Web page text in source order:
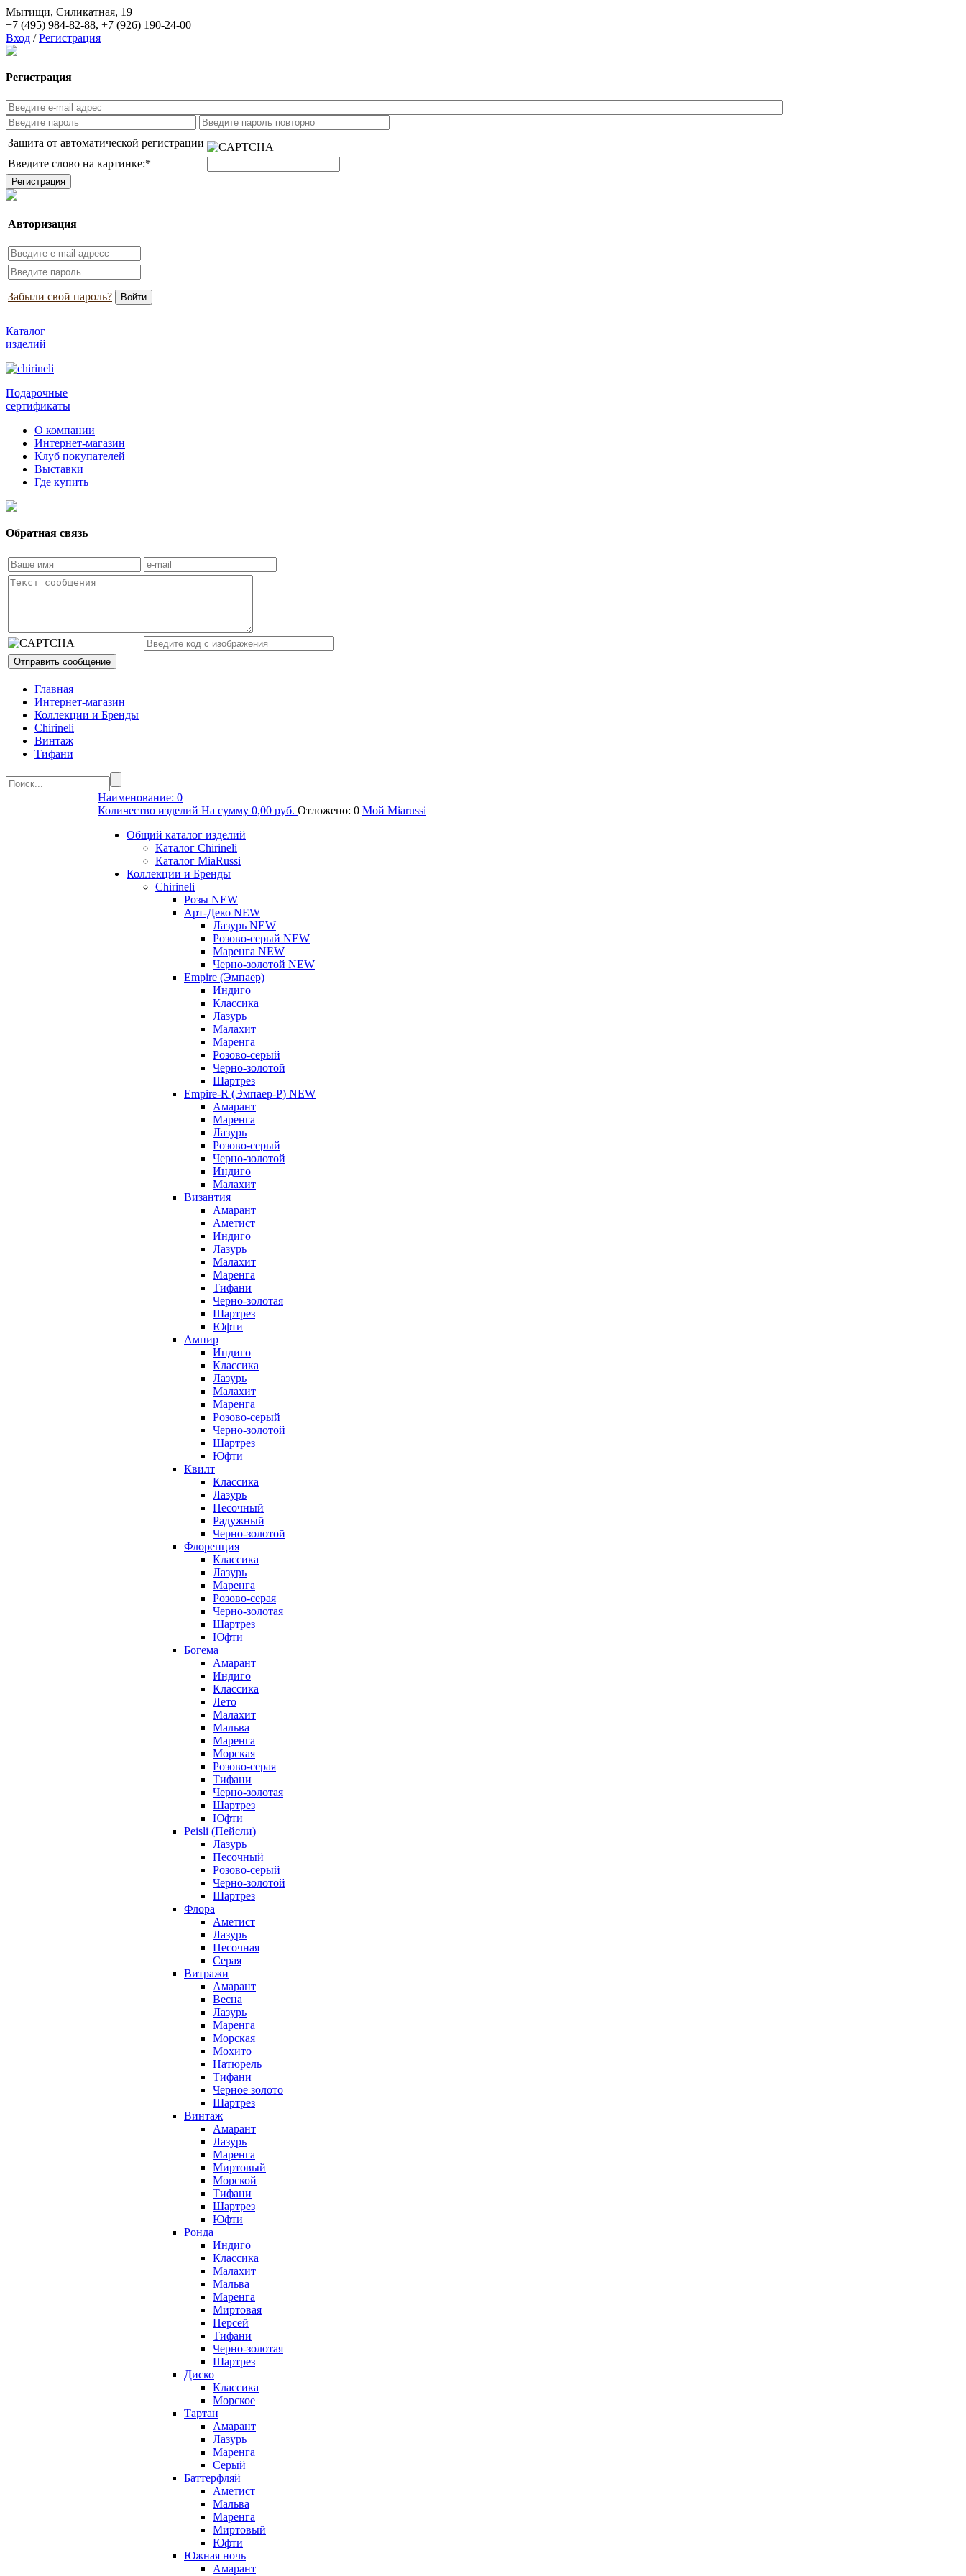
Мытищи, Силикатная, 19
+7 (495) 984-82-88, +7 (926) 190-24-00
Вход / Регистрация
Регистрация
Защита от автоматической регистрации
Введите слово на картинке:*
Авторизация
Забыли свой пароль?
Каталог
изделий
Подарочные
сертификаты
О компании
Интернет-магазин
Клуб покупателей
Выставки
Где купить
Обратная связь
Главная
Интернет-магазин
Коллекции и Бренды
Chirineli
Винтаж
Тифани
Наименование: 0
Количество изделий На сумму 0,00 руб. Отложено: 0 Мой Miarussi
Общий каталог изделий
Каталог Chirineli
Каталог MiaRussi
Коллекции и Бренды
Chirineli
Розы NEW
Арт-Деко NEW
Лазурь NEW
Розово-серый NEW
Маренга NEW
Черно-золотой NEW
Empire (Эмпаер)
Индиго
Классика
Лазурь
Малахит
Маренга
Розово-серый
Черно-золотой
Шартрез
Empire-R (Эмпаер-P) NEW
Амарант
Маренга
Лазурь
Розово-серый
Черно-золотой
Индиго
Малахит
Византия
Амарант
Аметист
Индиго
Лазурь
Малахит
Маренга
Тифани
Черно-золотая
Шартрез
Юфти
Ампир
Индиго
Классика
Лазурь
Малахит
Маренга
Розово-серый
Черно-золотой
Шартрез
Юфти
Квилт
Классика
Лазурь
Песочный
Радужный
Черно-золотой
Флоренция
Классика
Лазурь
Маренга
Розово-серая
Черно-золотая
Шартрез
Юфти
Богема
Амарант
Индиго
Классика
Лето
Малахит
Мальва
Маренга
Морская
Розово-серая
Тифани
Черно-золотая
Шартрез
Юфти
Peisli (Пейсли)
Лазурь
Песочный
Розово-серый
Черно-золотой
Шартрез
Флора
Аметист
Лазурь
Песочная
Серая
Витражи
Амарант
Весна
Лазурь
Маренга
Морская
Мохито
Натюрель
Тифани
Черное золото
Шартрез
Винтаж
Амарант
Лазурь
Маренга
Миртовый
Морской
Тифани
Шартрез
Юфти
Ронда
Индиго
Классика
Малахит
Мальва
Маренга
Миртовая
Персей
Тифани
Черно-золотая
Шартрез
Диско
Классика
Морское
Тартан
Амарант
Лазурь
Маренга
Серый
Баттерфляй
Аметист
Мальва
Маренга
Миртовый
Юфти
Южная ночь
Амарант